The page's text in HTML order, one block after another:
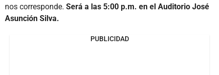
nos corresponde. Será a las 5:00 p.m. en el Auditorio José
Asunción Silva.
PUBLICIDAD